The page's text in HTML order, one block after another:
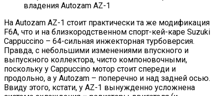
На Autozam AZ-1 стоит практически та же модификация
F6A, что и на близкородственном спорт-кей-каре Suzuki
Cappuccino – 64-сильная инжекторная турбоверсия.
Правда, с небольшими изменениями впускного и
выпускного коллектора, чисто компоновочными,
поскольку у Cappuccino мотор стоит спереди и
продольно, а у Autozam – поперечно и над задней осью.
Ввиду этого, кстати, у AZ-1 вынужденно усложнена